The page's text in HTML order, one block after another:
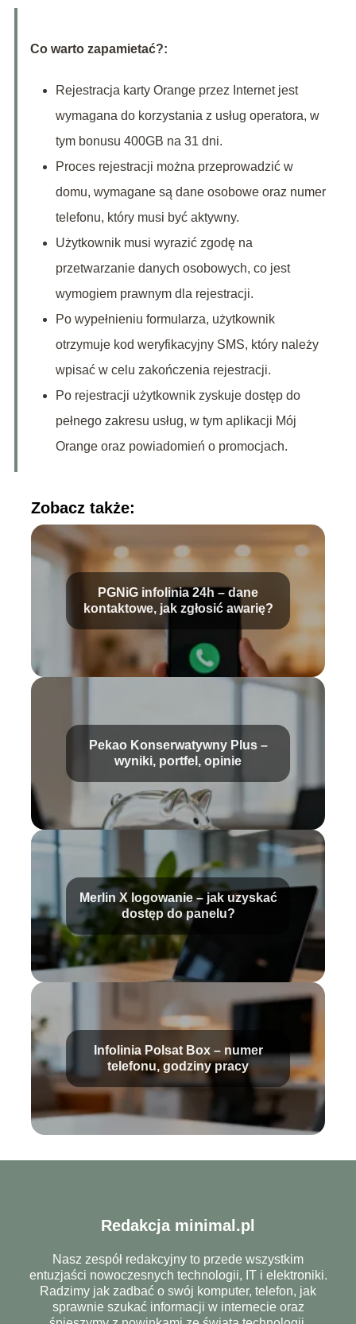
Co warto zapamietać?:
Rejestracja karty Orange przez Internet jest
wymagana do korzystania z usług operatora, w
tym bonusu 400GB na 31 dni.
Proces rejestracji można przeprowadzić w
domu, wymagane są dane osobowe oraz numer
telefonu, który musi być aktywny.
Użytkownik musi wyrazić zgodę na
przetwarzanie danych osobowych, co jest
wymogiem prawnym dla rejestracji.
Po wypełnieniu formularza, użytkownik
otrzymuje kod weryfikacyjny SMS, który należy
wpisać w celu zakończenia rejestracji.
Po rejestracji użytkownik zyskuje dostęp do
pełnego zakresu usług, w tym aplikacji Mój
Orange oraz powiadomień o promocjach.
Zobacz także:
PGNiG infolinia 24h – dane
kontaktowe, jak zgłosić awarię?
Pekao Konserwatywny Plus –
wyniki, portfel, opinie
Merlin X logowanie – jak uzyskać
dostęp do panelu?
Infolinia Polsat Box – numer
telefonu, godziny pracy
Redakcja minimal.pl
Nasz zespół redakcyjny to przede wszystkim
entuzjaści nowoczesnych technologii, IT i elektroniki.
Radzimy jak zadbać o swój komputer, telefon, jak
sprawnie szukać informacji w internecie oraz